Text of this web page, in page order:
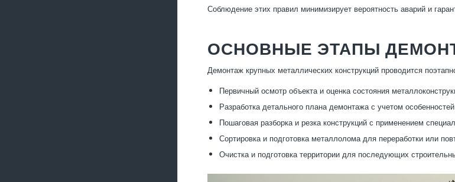
Соблюдение этих правил минимизирует вероятность аварий и
ОСНОВНЫЕ ЭТАПЫ
Демонтаж крупных металлических конструкций проводится
Первичный осмотр объекта и оценка состояния
Разработка детального плана демонтажа с учетом
Пошаговая разборка и резка конструкций с применением
Сортировка и подготовка металлолома для переработки или
Очистка и подготовка территории для последующих